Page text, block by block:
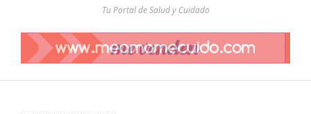
Tu Portal de Salud y Cuidado